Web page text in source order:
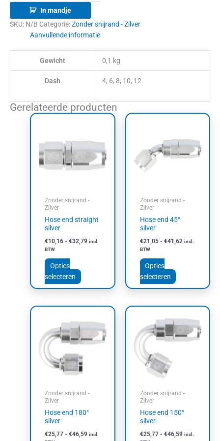
In mandje
SKU: N/B Categorie:Zonder snijrand - Zilver
Aanvullende informatie
Gewicht 0,1 kg
Dash 4, 6, 8, 10, 12
Gerelateerde producten
Zonder snijrand -
Zilver
Hose end straight
silver
€10,16 - €32,79
Prijsklasse:
€32,79
incl.
BTW
Opties
selecteren
heeft
meerdere
variaties.
Deze
worden
de
Zonder snijrand -
Zilver
Hose end 45°
silver
€21,05 - €41,62
Prijsklasse:
€41,62
incl.
BTW
Opties
selecteren
heeft
meerdere
worden
de
Zonder snijrand -
Zilver
Hose end 180°
silver
€25,77 - €46,59
Prijsklasse:
€46,59
incl.
product
heeft
meerdere
variaties.
Deze
worden
de
Zonder snijrand -
Zilver
Hose end 150°
silver
€25,77 - €46,59
Prijsklasse:
€25,77
tot
€46,59
incl.
product
heeft
meerdere
worden
de